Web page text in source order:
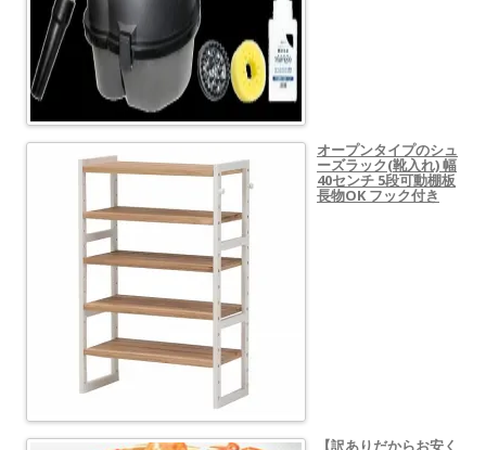
オープンタイプのシュ
ーズラック(靴入れ) 幅
40センチ 5段可動棚板
長物OK フック付き
【訳ありだからお安く